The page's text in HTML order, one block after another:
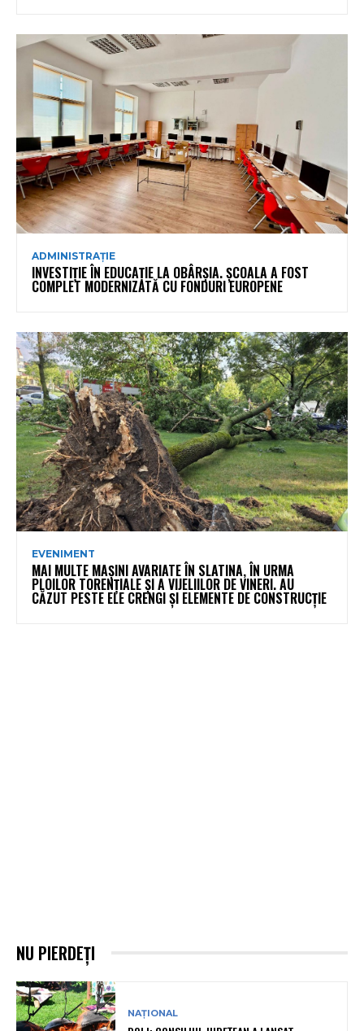
ADMINISTRAȚIE
INVESTIȚIE ÎN EDUCAȚIE LA OBÂRȘIA. ȘCOALA A FOST
COMPLET MODERNIZATĂ CU FONDURI EUROPENE
EVENIMENT
MAI MULTE MAȘINI AVARIATE ÎN SLATINA, ÎN URMA
PLOILOR TORENȚIALE ȘI A VIJELIILOR DE VINERI. AU
CĂZUT PESTE ELE CRENGI ȘI ELEMENTE DE CONSTRUCȚIE
NU PIERDEȚI
NAȚIONAL